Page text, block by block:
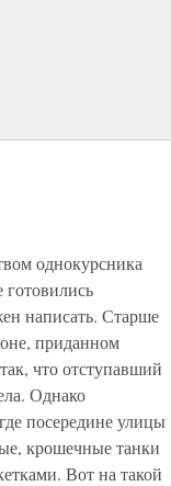
однокурсника
написать. Старше
приданном
что отступавший
Однако
посередине улицы
крошечные танки
Вот на такой